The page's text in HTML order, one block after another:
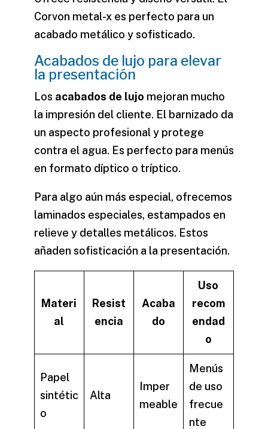
Corvon metal-x es perfecto para un
acabado metálico y sofisticado.
Acabados de lujo para elevar
la presentación
Los acabados de lujo mejoran mucho
la impresión del cliente. El barnizado da
un aspecto profesional y protege
contra el agua. Es perfecto para menús
en formato díptico o tríptico.
Para algo aún más especial, ofrecemos
laminados especiales, estampados en
relieve y detalles metálicos. Estos
añaden sofisticación a la presentación.
Materi
al
Resist
encia
Acaba
do
Uso
recom
endad
o
Papel
sintétic
o
Alta
Imper
meable
Menús
de uso
frecue
nte